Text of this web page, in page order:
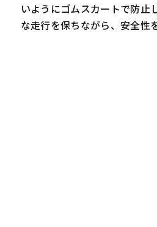
いようにゴムスカートで防止
な走行を保ちながら、安全性